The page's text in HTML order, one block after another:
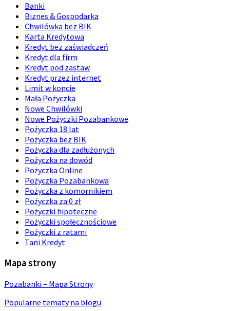
Banki
Biznes & Gospodarka
Chwilówka bez BIK
Karta Kredytowa
Kredyt bez zaświadczeń
Kredyt dla firm
Kredyt pod zastaw
Kredyt przez internet
Limit w koncie
Mała Pożyczka
Nowe Chwilówki
Nowe Pożyczki Pozabankowe
Pożyczka 18 lat
Pożyczka bez BIK
Pożyczka dla zadłużonych
Pożyczka na dowód
Pożyczka Online
Pożyczka Pozabankowa
Pożyczka z komornikiem
Pożyczka za 0 zł
Pożyczki hipoteczne
Pożyczki społecznościowe
Pożyczki z ratami
Tani Kredyt
Mapa strony
Pozabanki – Mapa Strony
Popularne tematy na blogu